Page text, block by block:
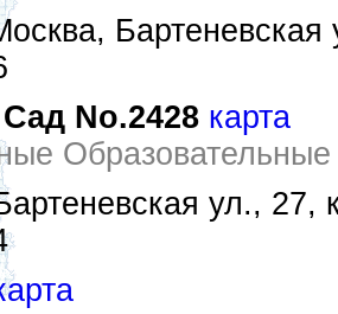
Бартеневская
No.2428 карта
ул., 27,